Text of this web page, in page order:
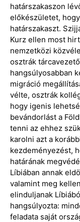
határszakaszon
előkészületet,
határszakaszt.
Kurz ellen most
nemzetközi
osztrák
hangsúlyosabban
migráció
vélte, osztrák
hogy igenis
bevándorlást a
tenni az ehhez
karolni azt a
kezdeményezést,
határának
Líbiában annak
valamint meg
elinduljanak
hangsúlyozta:
feladata saját